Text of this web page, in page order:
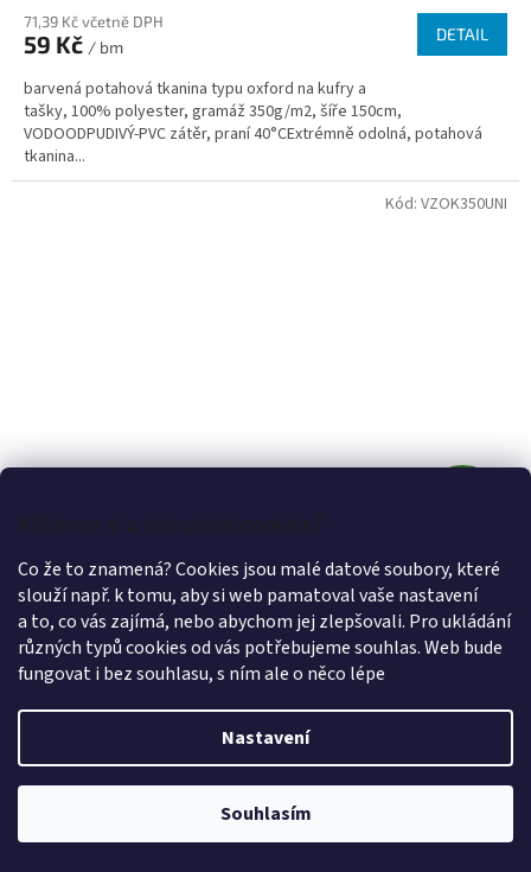
Můžeme si u vás uložit cookies?
Co že to znamená? Cookies jsou malé datové soubory, které
slouží např. k tomu, aby si web pamatoval vaše nastavení
a to, co vás zajímá, nebo abychom jej zlepšovali. Pro ukládání
různých typů cookies od vás potřebujeme souhlas. Web bude
fungovat i bez souhlasu, s ním ale o něco lépe
Nastavení
Souhlasím
71,39 Kč včetně DPH
59 Kč / bm
DETAIL
barvená potahová tkanina typu oxford na kufry a
tašky, 100% polyester, gramáž 350g/m2, šíře 150cm,
VODOODPUDIVÝ-PVC zátěr, praní 40°CExtrémně odolná, potahová
tkanina...
D
A
R
M
A
Vzorník KORDURA 350 Uni barvy
Skladem (66 ks)
Do košíku
Vzorník tkanin KORDURA 350 Uni barevné směsové batohoviny a
kočárkoviny /gramáž 350g/m2 Vzorník obsahuje 12 kuponů
barevných oxfordů. velikost jednotlivých vzorků 12x6 cm
Kód: VZOK350UNI